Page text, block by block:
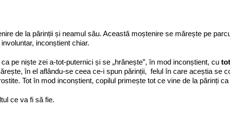
de la părinții și neamul său. Această moștenire se mărește pe
inconștient chiar.
pe niște zei a-tot-puternici și se „hrănește”, în mod inconștient, cu
în el aflându-se ceea ce-i spun părinții, felul în care aceștia se
Tot în mod inconștient, copilul primește tot ce vine de la părinți
ce va fi să fie.